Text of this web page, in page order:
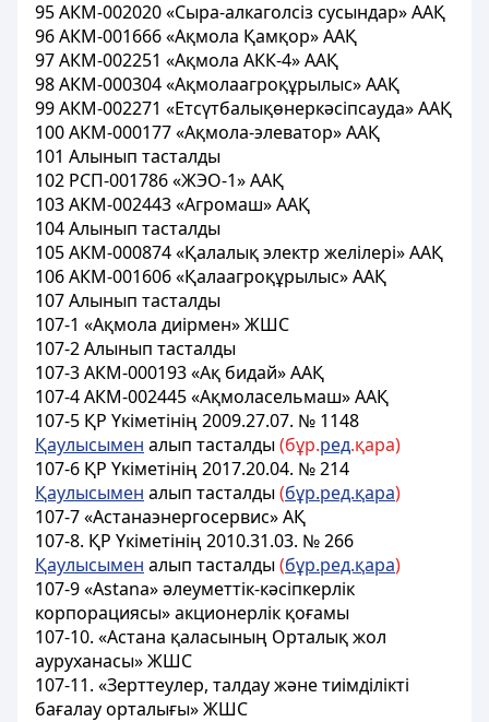
95 АКМ-002020 «Сыра-алкаголсіз сусындар» ААҚ
96 АКМ-001666 «Ақмола Қамқор» ААҚ
97 АКМ-002251 «Ақмола АКК-4» ААҚ
98 АКМ-000304 «Ақмолаагроқұрылыс» ААҚ
99 АКМ-002271 «Етсүтбалықөнеркәсіпсауда» ААҚ
100 АКМ-000177 «Ақмола-элеватор» ААҚ
101 Алынып тасталды
102 РСП-001786 «ЖЭО-1» ААҚ
103 АКМ-002443 «Агромаш» ААҚ
104 Алынып тасталды
105 АКМ-000874 «Қалалық электр желілері» ААҚ
106 АКМ-001606 «Қалаагроқұрылыс» ААҚ
107 Алынып тасталды
107-1 «Ақмола диірмен» ЖШС
107-2 Алынып тасталды
107-3 АКМ-000193 «Ақ бидай» ААҚ
107-4 АКМ-002445 «Ақмоласельмаш» ААҚ
107-5 ҚР Үкіметінің 2009.27.07. № 1148
Қаулысымен алып тасталды(бұр.ред.қара)
107-6 ҚР Үкіметінің 2017.20.04. № 214
Қаулысымен алып тасталды(бұр.ред.қара)
107-7 «Астанаэнергосервис» АҚ
107-8. ҚР Үкіметінің 2010.31.03. № 266
Қаулысымен алып тасталды(бұр.ред.қара)
107-9 «Astana» әлеуметтік-кәсіпкерлік
корпорациясы» акционерлік қоғамы
107-10. «Астана қаласының Орталық жол
ауруханасы» ЖШС
107-11. «Зерттеулер, талдау және тиімділікті
бағалау орталығы» ЖШС